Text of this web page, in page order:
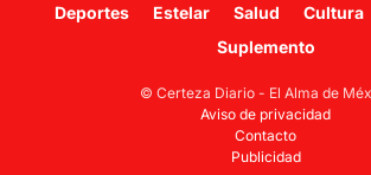
Deportes
Estelar Salud Cultura
Suplemento
© Certeza Diario - El Alma de
Aviso de privacidad
Contacto
Publicidad